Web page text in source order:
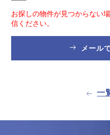
お探しの物件が見つからない
信ください。
メール
一